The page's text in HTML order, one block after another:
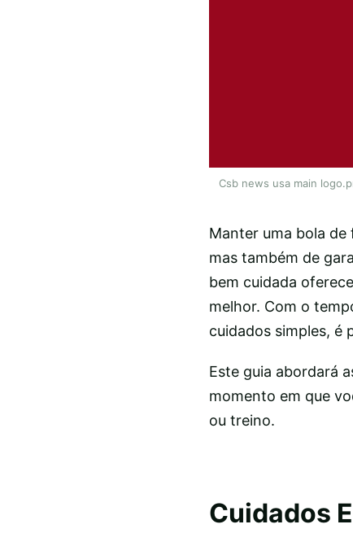
Csb news usa main
Manter uma bola de
mas também de
bem cuidada
melhor. Com o
cuidados simples, é
Este guia abordará
momento em que
ou treino.
Cuidados